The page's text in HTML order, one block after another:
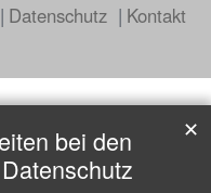
Datenschutz
Kontakt
bei den
✕